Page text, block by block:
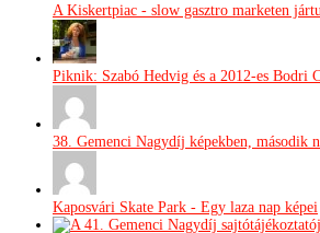
A Kiskertpiac - slow gasztro marketen
Piknik: Szabó Hedvig és a 2012-es Bodri
38. Gemenci Nagydíj képekben, második
Kaposvári Skate Park - Egy laza nap képei